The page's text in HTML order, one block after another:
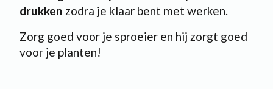
drukken zodra je klaar bent met werken.
Zorg goed voor je sproeier en hij zorgt goed
voor je planten!